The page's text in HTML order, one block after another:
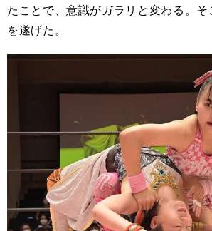
たことで、意識がガラリと変わる。
を遂げた。